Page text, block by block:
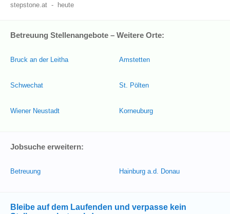
stepstone.at - heute
Betreuung Stellenangebote – Weitere Orte:
Bruck an der Leitha
Schwechat
Wiener Neustadt
Amstetten
St. Pölten
Korneuburg
Jobsuche erweitern:
Betreuung Hainburg a.d. Donau
Bleibe auf dem Laufenden und verpasse kein